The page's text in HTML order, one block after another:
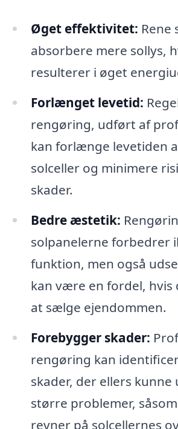
Øget effektivitet: Rene
absorbere mere sollys,
resulterer i øget
Forlænget levetid:
rengøring, udført af
kan forlænge levetiden
solceller og minimere
skader.
Bedre æstetik:
solpanelerne forbedrer
funktion, men også
kan være en fordel, hvis
at sælge ejendommen.
Forebygger skader:
rengøring kan
skader, der ellers kunne
større problemer,
revner på solcellernes